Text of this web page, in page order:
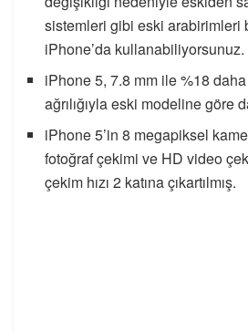
sistemleri gibi eski arabirimleri
iPhone’da kullanabiliyorsunuz.
iPhone 5, 7.8 mm ile %18
ağrılığıyla eski modeline göre
iPhone 5’in 8 megapiksel
fotoğraf çekimi ve HD video
çekim hızı 2 katına çıkartılmış.